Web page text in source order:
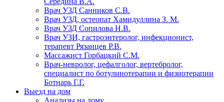
Врач УЗД Санников С.В.
Врач УЗД, остеопат Хамидуллина З. М.
Врач УЗД Сопилова Н.В.
Врач УЗИ, гастроэнтеролог, инфекционист,
терапевт Рязанцев Р.В.
Массажист Горбацкий С.М.
Врач-невролог, цефалголог, вертебролог,
специалист по ботулинотерапии и физиотерапии
Ботнарь Г.Г.
Выезд на дом
Анализы на дому